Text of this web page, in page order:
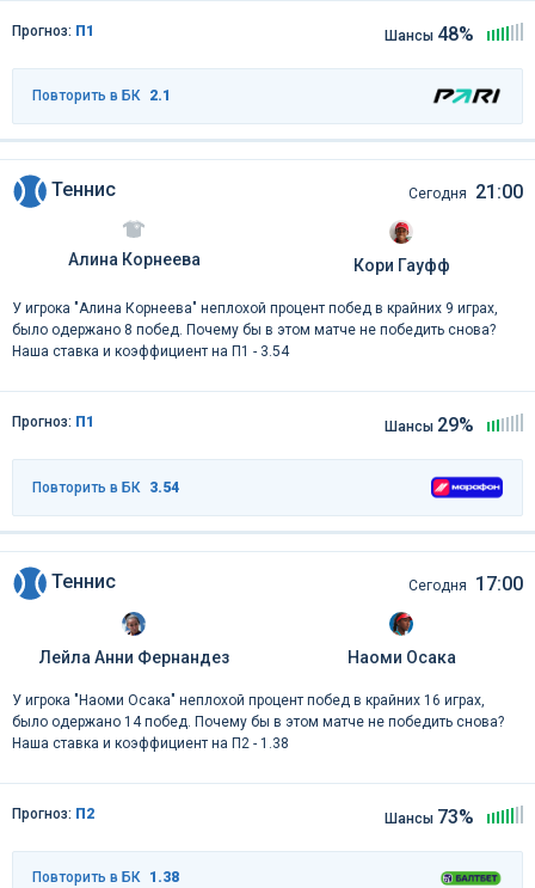
Прогноз: П1 Шансы 48%
Повторить в БК 2.1
Теннис Сегодня 21:00
Алина Корнеева Кори Гауфф
У игрока "Алина Корнеева" неплохой процент побед в крайних 9 играх,
было одержано 8 побед. Почему бы в этом матче не победить снова?
Наша ставка и коэффициент на П1 - 3.54
Прогноз: П1 Шансы 29%
Повторить в БК 3.54
Теннис Сегодня 17:00
Лейла Анни Фернандез Наоми Осака
У игрока "Наоми Осака" неплохой процент побед в крайних 16 играх,
было одержано 14 побед. Почему бы в этом матче не победить снова?
Наша ставка и коэффициент на П2 - 1.38
Прогноз: П2 Шансы 73%
Повторить в БК 1.38